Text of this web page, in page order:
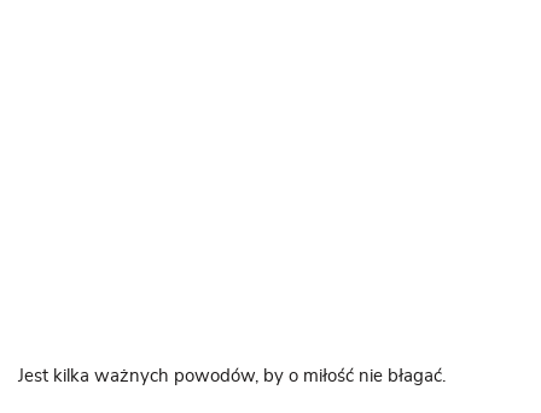
Jest kilka ważnych powodów, by o miłość nie błagać.